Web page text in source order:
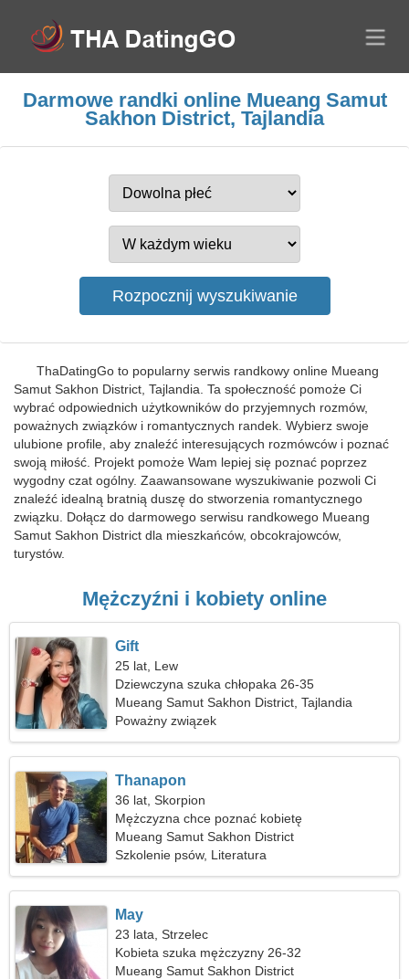
Darmowe randki online Mueang Samut
Sakhon District, Tajlandia
ThaDatingGo to popularny serwis randkowy online Mueang
Samut Sakhon District, Tajlandia. Ta społeczność pomoże Ci
wybrać odpowiednich użytkowników do przyjemnych rozmów,
poważnych związków i romantycznych randek. Wybierz swoje
ulubione profile, aby znaleźć interesujących rozmówców i poznać
swoją miłość. Projekt pomoże Wam lepiej się poznać poprzez
wygodny czat ogólny. Zaawansowane wyszukiwanie pozwoli Ci
znaleźć idealną bratnią duszę do stworzenia romantycznego
związku. Dołącz do darmowego serwisu randkowego Mueang
Samut Sakhon District dla mieszkańców, obcokrajowców,
turystów.
Mężczyźni i kobiety online
Gift
25 lat, Lew
Dziewczyna szuka chłopaka 26-35
Mueang Samut Sakhon District, Tajlandia
Poważny związek
Thanapon
36 lat, Skorpion
Mężczyzna chce poznać kobietę
Mueang Samut Sakhon District
Szkolenie psów, Literatura
May
23 lata, Strzelec
Kobieta szuka mężczyzny 26-32
Mueang Samut Sakhon District